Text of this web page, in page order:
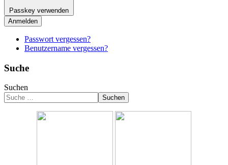
Passkey verwenden
Anmelden
Passwort vergessen?
Benutzername vergessen?
Suche
Suchen
Suchen